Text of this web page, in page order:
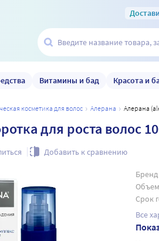
Витамины и бад Красота и
косметика для волос алерана Алерана
для роста волос
Добавить к сравнению
Бренд
Срок
Все